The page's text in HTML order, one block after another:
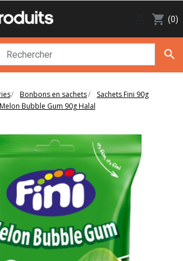
shopping_cart (0)

Bonbons en sachets
Sachets Fini 90g
Bubble Gum 90g Halal